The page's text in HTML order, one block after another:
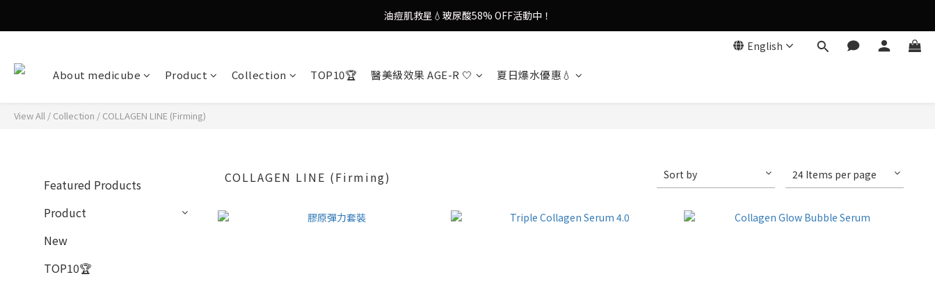
9in1多功能美容儀🌸護膚效果UP！
油痘肌救星💧玻尿酸58% OFF活動中！
9in1多功能美容儀🌸護膚效果UP！
English
About medicube Product Collection TOP10🏆 醫美級效果 AGE-R 🤍 夏日爆水優惠💧
View All / Collection / COLLAGEN LINE (Firming)
Featured Products
Product
New
TOP10🏆
COLLAGEN LINE (Firming) Sort by 24 Items per page